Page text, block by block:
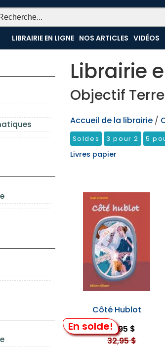
LIBRAIRIE EN LIGNE NOS ARTICLES VIDÉOS
Librairie
Objectif Terre
Accueil de la librairie /
Soldes 3 pour 2 5
Livres papier
En solde!
Côté Hublot
19,95 $
32,95 $